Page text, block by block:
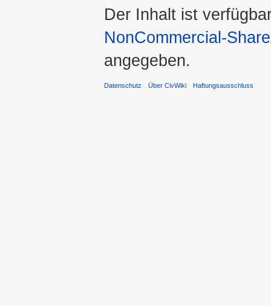
Der Inhalt ist
NonCommercial-
angegeben.
Datenschutz Über CivWiki Haftungsausschluss